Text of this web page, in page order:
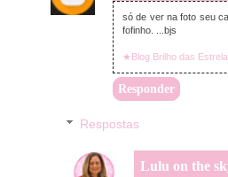
só de ver na foto seu
fofinho. ...bjs
★Blog Brilho das
Responder
Respostas
Lulu on the